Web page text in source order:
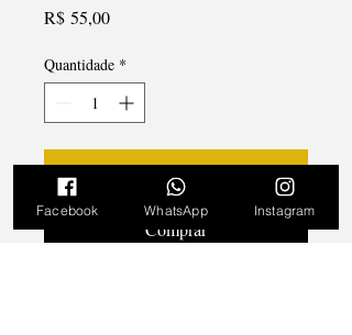
R$ 55,00Preço
Quantidade *
Adicionar ao carrinho
Comprar
Facebook WhatsApp Instagram